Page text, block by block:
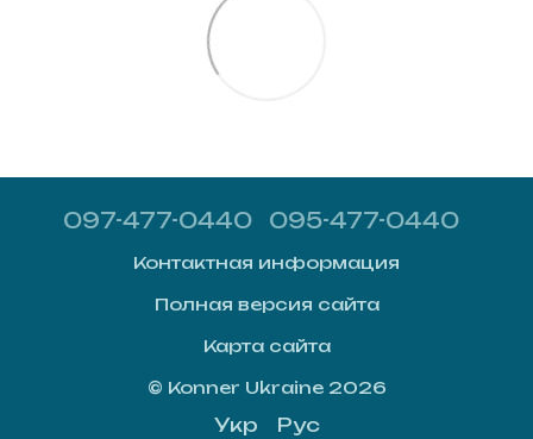
097-477-0440 095-477-0440
Контактная информация
Полная версия сайта
Карта сайта
© Konner Ukraine 2026
Укр Рус